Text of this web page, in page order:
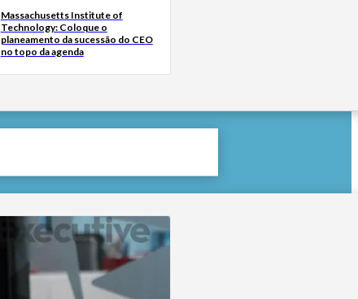
Massachusetts Institute of
Technology: Coloque o
planeamento da sucessão do CEO
no topo da agenda